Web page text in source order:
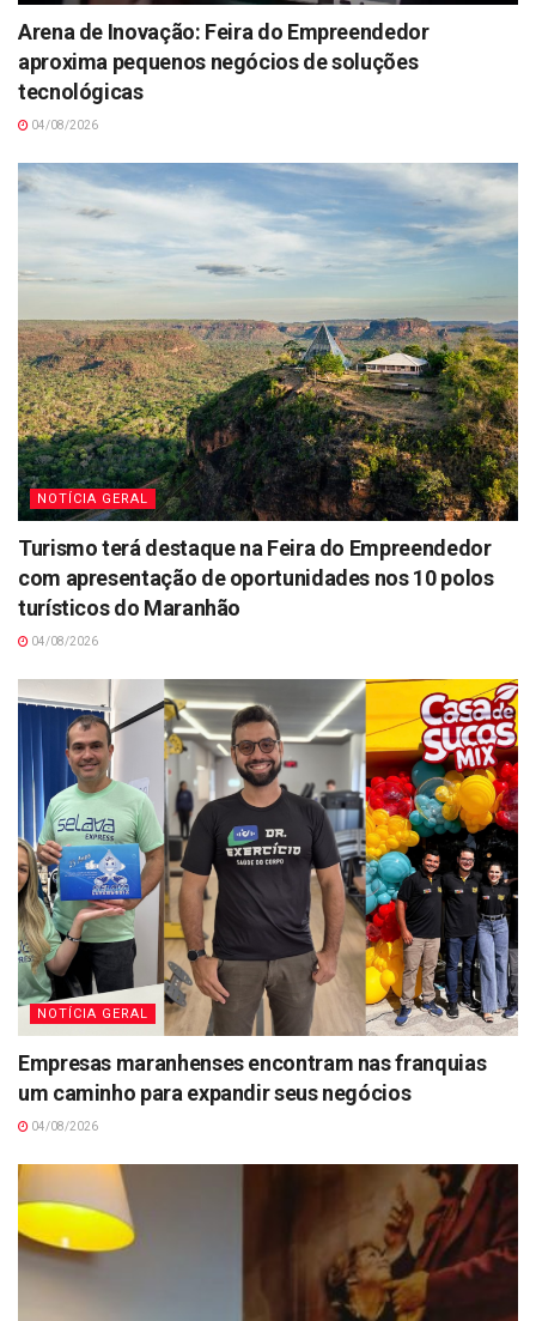
Arena de Inovação: Feira do Empreendedor
aproxima pequenos negócios de soluções
tecnológicas
04/08/2026
NOTÍCIA GERAL
Turismo terá destaque na Feira do Empreendedor
com apresentação de oportunidades nos 10 polos
turísticos do Maranhão
04/08/2026
NOTÍCIA GERAL
Empresas maranhenses encontram nas franquias
um caminho para expandir seus negócios
04/08/2026